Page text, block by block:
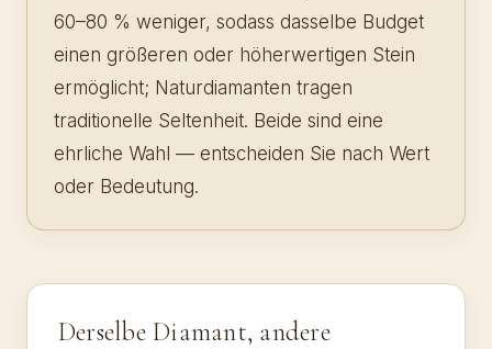
60–80 % weniger, sodass dasselbe Budget
einen größeren oder höherwertigen Stein
ermöglicht; Naturdiamanten tragen
traditionelle Seltenheit. Beide sind eine
ehrliche Wahl — entscheiden Sie nach Wert
oder Bedeutung.
Derselbe Diamant, andere